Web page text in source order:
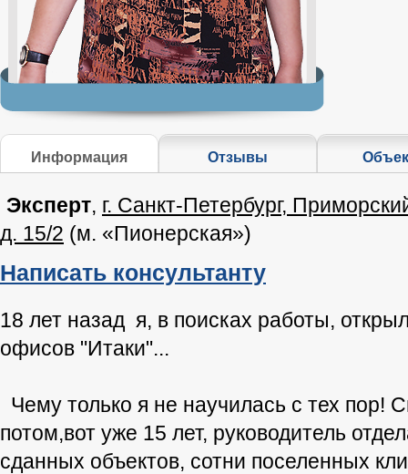
Информация Отзывы
Эксперт, г. Санкт-Петербург,
д. 15/2 (м. «Пионерская»)
Написать консультанту
18 лет назад я, в поисках работы,
офисов "Итаки"...
Чему только я не научилась с тех пор!
потом,вот уже 15 лет, руководитель
сданных объектов, сотни поселенных